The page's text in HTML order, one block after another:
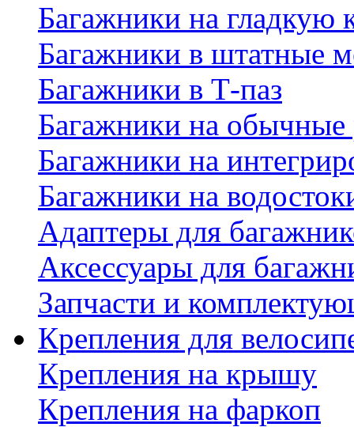
Багажники на гладкую
Багажники в штатные
Багажники в Т-паз
Багажники на обычные
Багажники на
Багажники на
Адаптеры для
Аксессуары для
Запчасти и
Крепления для
Крепления на крышу
Крепления на фаркоп